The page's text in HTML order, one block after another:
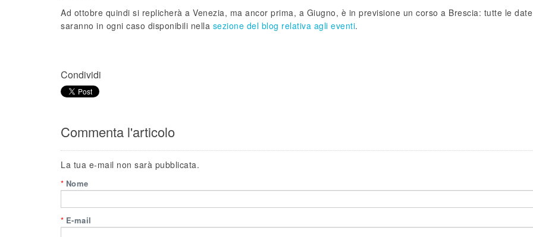
Ad ottobre quindi si replicherà a Venezia, ma ancor prima, a Giugno, è in previsione un corso a Brescia: tutte le date
saranno in ogni caso disponibili nella sezione del blog relativa agli eventi.
Condividi
Commenta l'articolo
La tua e-mail non sarà pubblicata.
* Nome
* E-mail